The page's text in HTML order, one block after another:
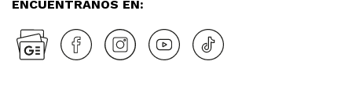
ENCUÉNTRANOS EN: